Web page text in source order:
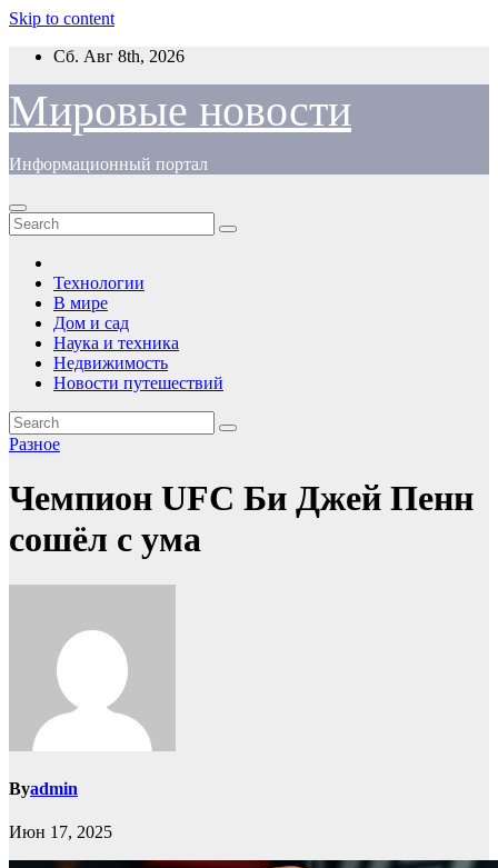
Skip to content
Сб. Авг 8th, 2026
Мировые новости
Информационный портал
Технологии
В мире
Дом и сад
Наука и техника
Недвижимость
Новости путешествий
Разное
Чемпион UFC Би Джей Пенн
сошёл с ума
Byadmin
Июн 17, 2025